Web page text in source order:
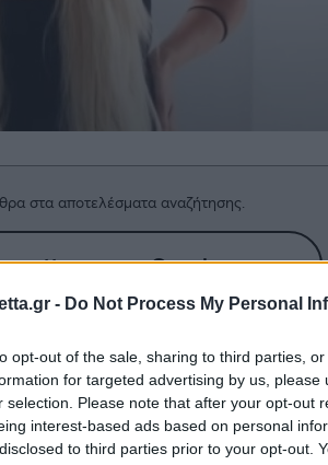
- Do Not Process My Personal
opt-out of the sale, sharing to third parties,
for targeted advertising by us,
selection. Please note that after your opt-out
interest-based ads based on personal
to third parties prior to your opt-out.
στα αποτελέσματα αναζήτησης.
στην Google
και
τα όσα λέει και όσα κάνει και